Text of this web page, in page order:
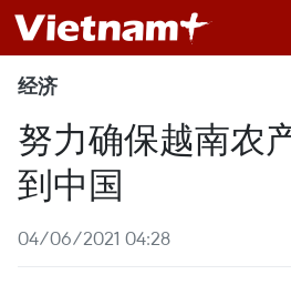
经济
努力确保越南农
到中国
04/06/2021 04:28